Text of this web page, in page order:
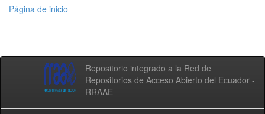
Página de inicio
Repositorio integrado a la Red de
Repositorios de Acceso Abierto del Ecuador -
RRAAE